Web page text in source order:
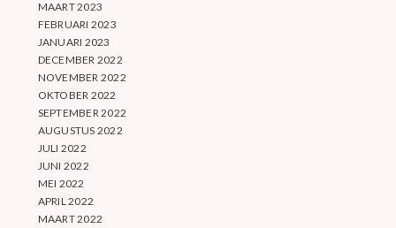
MAART 2023
FEBRUARI 2023
JANUARI 2023
DECEMBER 2022
NOVEMBER 2022
OKTOBER 2022
SEPTEMBER 2022
AUGUSTUS 2022
JULI 2022
JUNI 2022
MEI 2022
APRIL 2022
MAART 2022